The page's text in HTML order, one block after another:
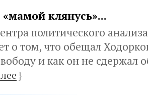
клянусь»...
политического
о том, что обещал
и как он не сдержал
}